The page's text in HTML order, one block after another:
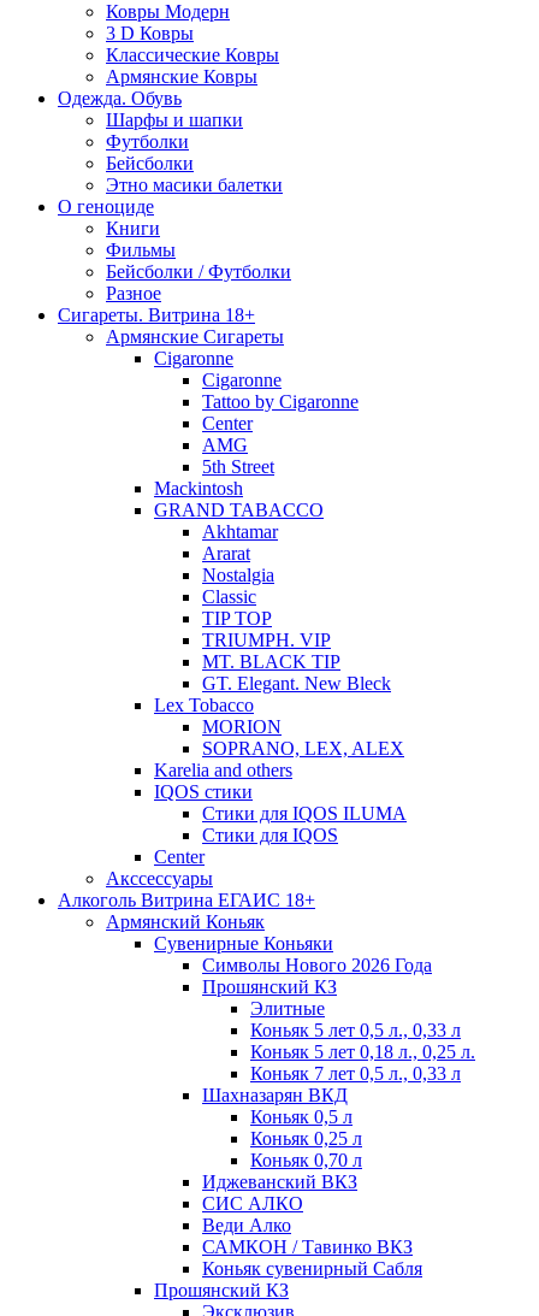
Ковры Модерн
3 D Ковры
Классические Ковры
Армянские Ковры
Одежда. Обувь
Шарфы и шапки
Футболки
Бейсболки
Этно масики балетки
О геноциде
Книги
Фильмы
Бейсболки / Футболки
Разное
Сигареты. Витрина 18+
Армянские Сигареты
Cigaronne
Cigaronne
Tattoo by Cigaronne
Center
AMG
5th Street
Mackintosh
GRAND TABACCO
Akhtamar
Ararat
Nostalgia
Classic
TIP TOP
TRIUMPH. VIP
MT. BLACK TIP
GT. Elegant. New Bleck
Lex Tobacco
MORION
SOPRANO, LEX, ALEX
Karelia and others
IQOS стики
Стики для IQOS ILUMA
Стики для IQOS
Сenter
Акссессуары
Алкоголь Витрина ЕГАИС 18+
Армянский Коньяк
Сувенирные Коньяки
Символы Нового 2026 Года
Прошянский КЗ
Элитные
Коньяк 5 лет 0,5 л., 0,33 л
Коньяк 5 лет 0,18 л., 0,25 л.
Коньяк 7 лет 0,5 л., 0,33 л
Шахназарян ВКД
Коньяк 0,5 л
Коньяк 0,25 л
Коньяк 0,70 л
Иджеванский ВКЗ
СИС АЛКО
Веди Алко
САМКОН / Тавинко ВКЗ
Коньяк сувенирный Сабля
Прошянский КЗ
Эксклюзив